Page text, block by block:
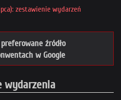
zestawienie wydarzeń
źródło
w Google
wydarzenia